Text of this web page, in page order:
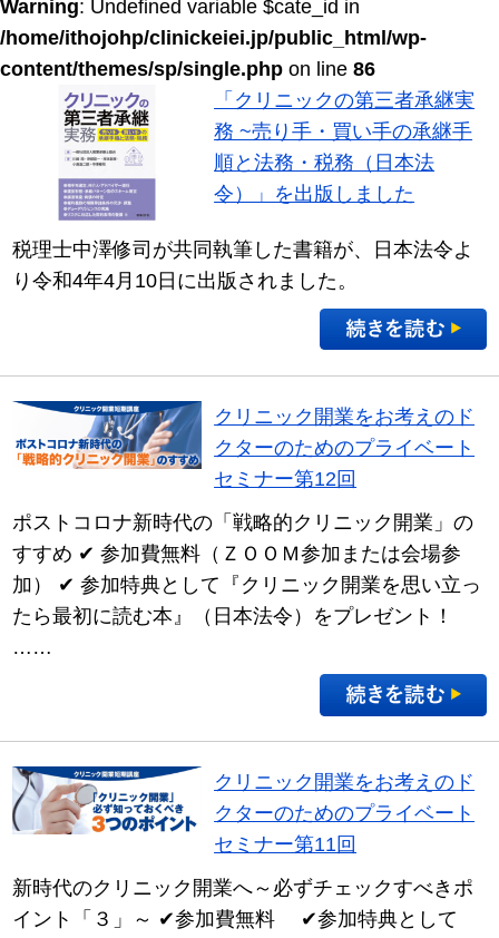
Warning: Undefined variable $cate_id in
/home/ithojohp/clinickeiei.jp/public_html/wp-
content/themes/sp/single.php on line 86
「クリニックの第三者承継実
務 ~売り手・買い手の承継手
順と法務・税務（日本法
令）」を出版しました
税理士中澤修司が共同執筆した書籍が、日本法令よ
り令和4年4月10日に出版されました。
クリニック開業をお考えのド
クターのためのプライベート
セミナー第12回
ポストコロナ新時代の「戦略的クリニック開業」の
すすめ ✔ 参加費無料（ＺＯＯＭ参加または会場参
加） ✔ 参加特典として『クリニック開業を思い立っ
たら最初に読む本』（日本法令）をプレゼント！
……
クリニック開業をお考えのド
クターのためのプライベート
セミナー第11回
新時代のクリニック開業へ～必ずチェックすべきポ
イント「３」～ ✔参加費無料 ✔参加特典として